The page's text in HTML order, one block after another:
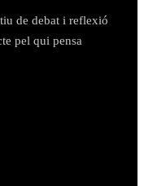
de debat i reflexió
pel qui pensa